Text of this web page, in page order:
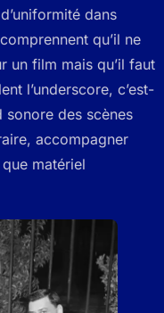
dans
qu’il ne
un film mais qu’il faut
l’underscore, c’est-
des scènes
accompagner
matériel